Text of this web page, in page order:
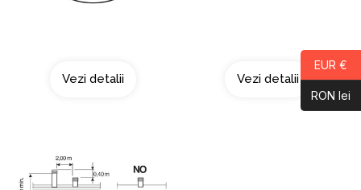
Vezi detalii Vezi detalii
EUR €
RON lei